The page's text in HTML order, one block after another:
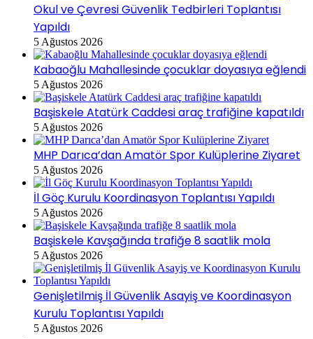
Okul ve Çevresi Güvenlik Tedbirleri Toplantısı
Yapıldı
5 Ağustos 2026
Kabaoğlu Mahallesinde çocuklar doyasıya eğlendi
5 Ağustos 2026
Başiskele Atatürk Caddesi araç trafiğine kapatıldı
5 Ağustos 2026
MHP Darıca’dan Amatör Spor Kulüplerine Ziyaret
5 Ağustos 2026
İl Göç Kurulu Koordinasyon Toplantısı Yapıldı
5 Ağustos 2026
Başiskele Kavşağında trafiğe 8 saatlik mola
5 Ağustos 2026
Genişletilmiş İl Güvenlik Asayiş ve Koordinasyon
Kurulu Toplantısı Yapıldı
5 Ağustos 2026